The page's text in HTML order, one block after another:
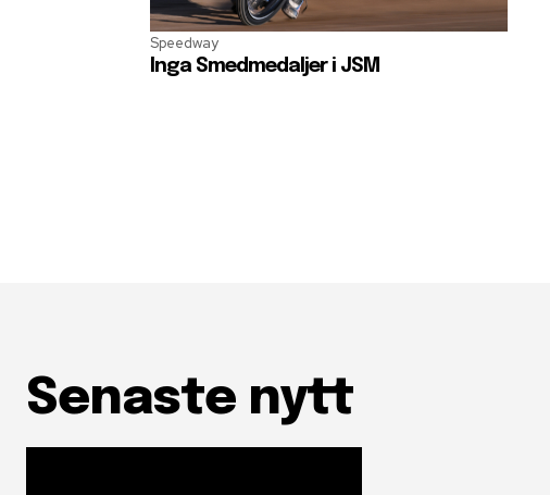
Speedway
Inga Smedmedaljer i JSM
Senaste nytt